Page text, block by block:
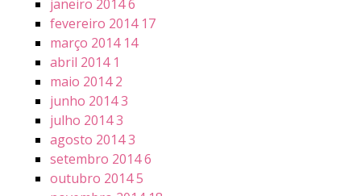
janeiro 20146
fevereiro 2014 17
março 2014 14
abril 2014 1
maio 20142
junho 20143
julho 20143
agosto 20143
setembro 20146
outubro 20145